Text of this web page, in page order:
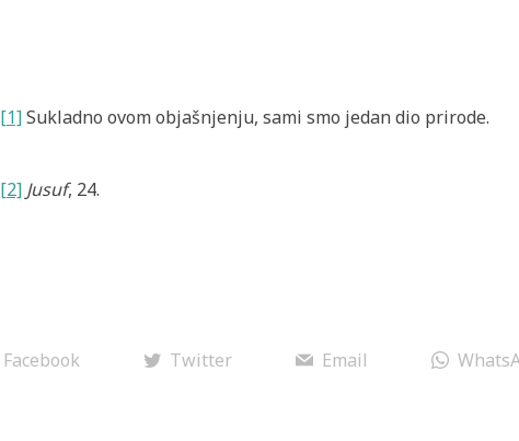
[1]Sukladno ovom objašnjenju, sami smo jedan dio prirode.
[2] Jusuf, 24.
Facebook Twitter Email